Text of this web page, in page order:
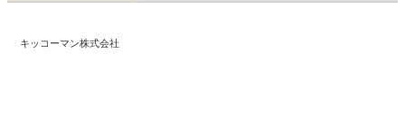
キッコーマン株式会社